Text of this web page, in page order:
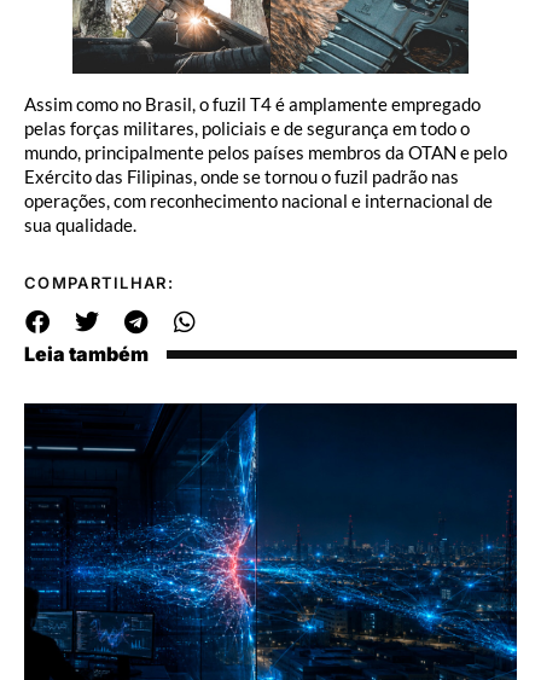
Assim como no Brasil, o fuzil T4 é amplamente empregado
pelas forças militares, policiais e de segurança em todo o
mundo, principalmente pelos países membros da OTAN e pelo
Exército das Filipinas, onde se tornou o fuzil padrão nas
operações, com reconhecimento nacional e internacional de
sua qualidade.
COMPARTILHAR:
Leia também